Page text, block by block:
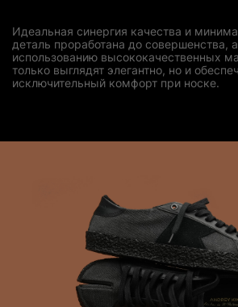
Идеальная синергия качества и
деталь проработана до совершенства,
использованию высококачественных
только выглядят элегантно, но и
исключительный комфорт при носке.